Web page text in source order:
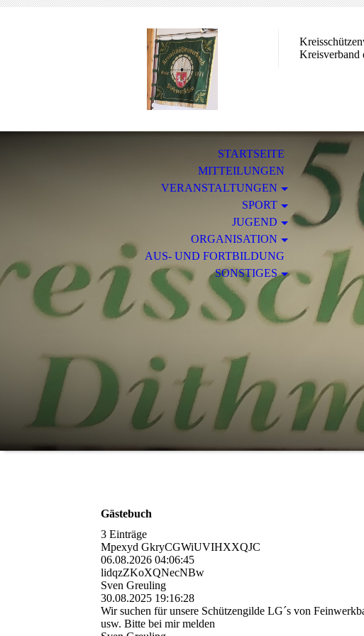
Kreisverband
STARTSEITE
MITTEILUNGEN
VERANSTALTUNGEN
SPORT
JUGEND
ORGANISATION
AUS- UND FORTBILDUNG
SONSTIGES
Gästebuch
3 Einträge
Mpexyd GkryCGWiUVIHXXQJC
06.08.2026 04:06:45
lidqzZKoXQNecNBw
Sven Greuling
30.08.2025 19:16:28
Wir suchen für unsere Schützengilde LG´s von
usw. Bitte bei mir melden